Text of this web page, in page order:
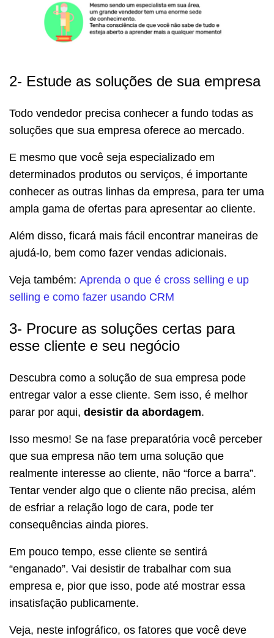
2- Estude as soluções de sua empresa
Todo vendedor precisa conhecer a fundo todas as
soluções que sua empresa oferece ao mercado.
E mesmo que você seja especializado em
determinados produtos ou serviços, é importante
conhecer as outras linhas da empresa, para ter uma
ampla gama de ofertas para apresentar ao cliente.
Além disso, ficará mais fácil encontrar maneiras de
ajudá-lo, bem como fazer vendas adicionais.
Veja também: Aprenda o que é cross selling e up
selling e como fazer usando CRM
3- Procure as soluções certas para
esse cliente e seu negócio
Descubra como a solução de sua empresa pode
entregar valor a esse cliente. Sem isso, é melhor
parar por aqui, desistir da abordagem.
Isso mesmo! Se na fase preparatória você perceber
que sua empresa não tem uma solução que
realmente interesse ao cliente, não “force a barra”.
Tentar vender algo que o cliente não precisa, além
de esfriar a relação logo de cara, pode ter
consequências ainda piores.
Em pouco tempo, esse cliente se sentirá
“enganado”. Vai desistir de trabalhar com sua
empresa e, pior que isso, pode até mostrar essa
insatisfação publicamente.
Veja, neste infográfico, os fatores que você deve